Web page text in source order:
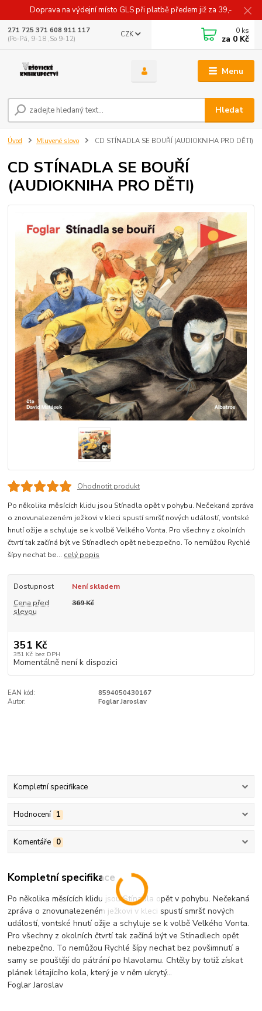
Doprava na výdejní místo GLS při platbě předem již za 39,-
Menu
CZK
Hledat
271 725 371 608 911 117
(Po-Pá, 9-18 ,So 9-12)
0 ks
za 0 Kč
Úvod Mluvené slovo CD STÍNADLA SE BOUŘÍ (AUDIOKNIHA PRO DĚTI)
CD STÍNADLA SE BOUŘÍ
(AUDIOKNIHA PRO DĚTI)
Ohodnotit produkt
Po několika měsících klidu jsou Stínadla opět v pohybu. Nečekaná zpráva
o znovunalezeném ježkovi v kleci spustí smršť nových událostí, vontské
hnutí ožije a schyluje se k volbě Velkého Vonta. Pro všechny z okolních
čtvrtí tak začíná být ve Stínadlech opět nebezpečno. To nemůžou Rychlé
šípy nechat be... celý popis
Dostupnost
Není skladem
Cena před
slevou
369 Kč
351 Kč
351 Kč bez DPH
Momentálně není k dispozici
EAN kód:
8594050430167
Autor:
Foglar Jaroslav
Kompletní specifikace
Hodnocení 1
Komentáře 0
Kompletní specifikace
Po několika měsících klidu jsou Stínadla opět v pohybu. Nečekaná
zpráva o znovunalezeném ježkovi v kleci spustí smršť nových
událostí, vontské hnutí ožije a schyluje se k volbě Velkého Vonta.
Pro všechny z okolních čtvrtí tak začíná být ve Stínadlech opět
nebezpečno. To nemůžou Rychlé šípy nechat bez povšimnutí a
samy se pouštějí do pátrání po hlavolamu. Chtěly by totiž získat
plánek létajícího kola, který je v něm ukrytý...
Foglar Jaroslav